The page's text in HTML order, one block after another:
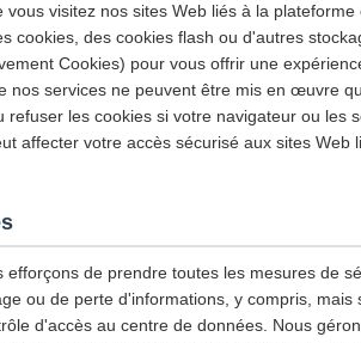
visitez nos sites Web liés à la plateforme
cookies, des cookies flash ou d'autres
Cookies) pour vous offrir une
nos services ne peuvent être mis en œuvre
les cookies si votre navigateur ou les
affecter votre accès sécurisé aux sites Web
de prendre toutes les mesures de
ou de perte d'informations, y compris, mais
d'accès au centre de données. Nous